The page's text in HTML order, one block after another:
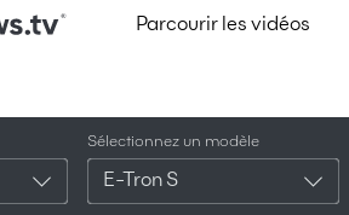
Parcourir les vidéos
Sélectionnez un modèle
E-Tron S